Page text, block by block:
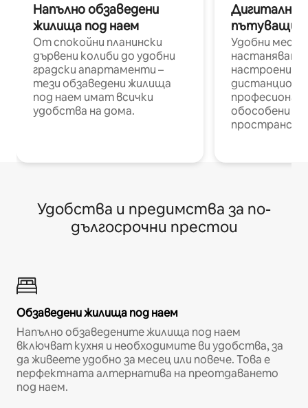
Напълно обзаведени
жилища под наем
От спокойни планински
дървени колиби до удобни
градски апартаменти –
тези обзаведени жилища
под наем имат всички
удобства на дома.
Дигитални
пътуващи
Удобни
настаняване
настроени и
обособени
Удобства и предимства за по-
дългосрочни престои
Обзаведени жилища под наем
Напълно обзаведените жилища под наем
включват кухня и необходимите ви удобства, за
да живеете удобно за месец или повече. Това е
перфектната алтернатива на преотдаването
под наем.